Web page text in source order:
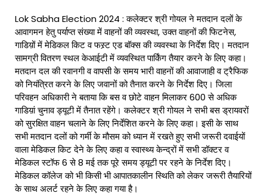
Lok Sabha Election 2024 : कलेक्टर श्री गोयल ने मतदान दलों के
आवागमन हेतु पर्याप्त संख्या में वाहनों की व्यवस्था, उक्त वाहनों की फिटनेस,
गाडिय़ों में मेडिकल किट व फस्र्ट एड बॉक्स की व्यवस्था के निर्देश दिए। मतदान
सामग्री वितरण स्थल केआईटी में व्यवस्थित पार्किंग तैयार करने के लिए कहा।
मतदान दल की रवानगी व वापसी के समय भारी वाहनों की आवाजाही व ट्रैफिक
को नियंत्रित करने के लिए जवानों को तैनात करने के निर्देश दिए। जिला
परिवहन अधिकारी ने बताया कि बस व छोटे वाहन मिलाकर 600 से अधिक
गाडिय़ां चुनाव ड्यूटी में तैनात रहेंगे। कलेक्टर श्री गोयल ने सभी बस ड्रायवरों
को सुरक्षित वाहन चलाने के लिए निर्देशित करने के लिए कहा। इसी के साथ
सभी मतदान दलों को गर्मी के मौसम को ध्यान में रखते हुए सभी जरूरी दवाईयों
वाला मेडिकल किट देने के लिए कहा व स्वास्थ्य केन्द्रों में सभी डॉक्टर व
मेडिकल स्टॉफ 6 से 8 मई तक पूरे समय ड्यूटी पर रहने के निर्देश दिए।
मेडिकल कॉलेज को भी किसी भी आपातकालीन स्थिति को लेकर जरूरी तैयारियों
के साथ अलर्ट रहने के लिए कहा गया है।